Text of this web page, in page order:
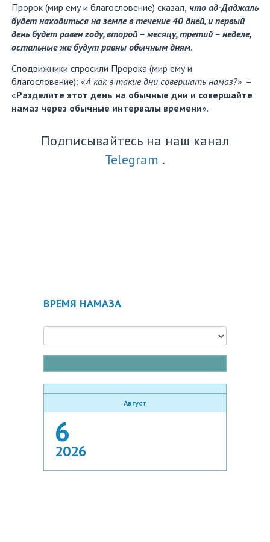
Пророк (мир ему и благословение) сказал, что ад-Даджаль
будет находиться на земле в течение 40 дней, и первый
день будет равен году, второй – месяцу, третий – неделе,
остальные же будут равны обычным дням.
Сподвижники спросили Пророка (мир ему и
благословение): «А как в такие дни совершать намаз?». –
«Разделите этот день на обычные дни и совершайте
намаз через обычные интервалы времени».
Подписывайтесь на наш канал
Telegram .
ВРЕМЯ НАМАЗА
Август
6
2026